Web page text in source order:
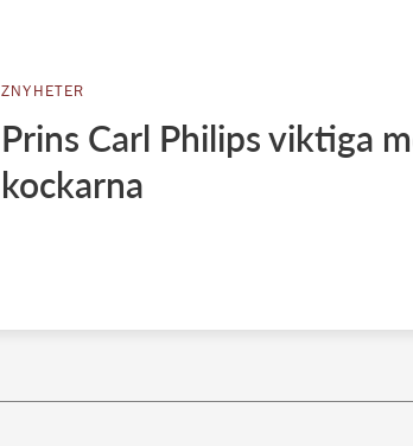
ZNYHETER
Prins Carl Philips viktiga
kockarna